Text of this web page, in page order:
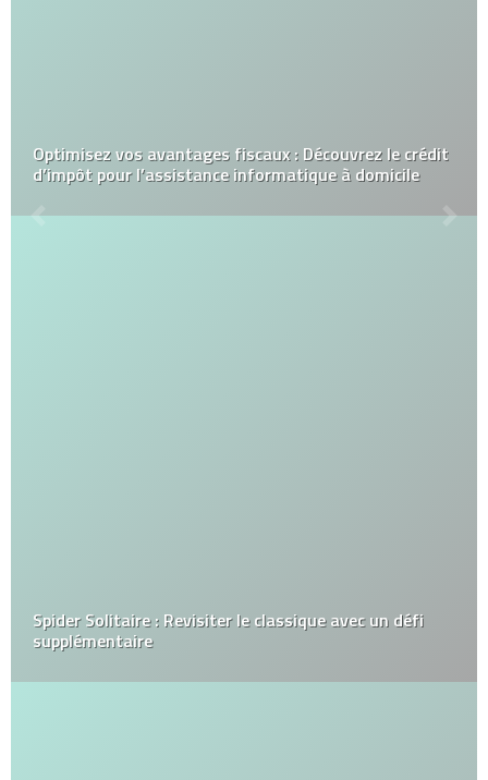
Optimisez vos avantages fiscaux : Découvrez le crédit
d’impôt pour l’assistance informatique à domicile
Spider Solitaire : Revisiter le classique avec un défi
supplémentaire